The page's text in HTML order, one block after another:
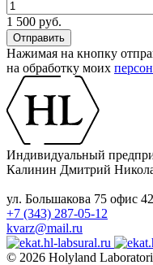
1 500 руб.
Нажимая на кнопку
на обработку моих
Индивидуальный
Калинин Дмитрий
ул. Большакова 75 офис 42
+7 (343) 287-05-12
kvarz@mail.ru
© 2026 Holyland